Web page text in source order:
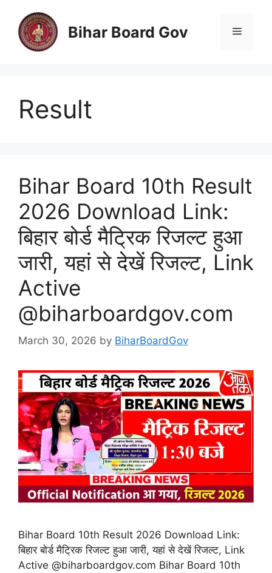
content
Bihar Board Gov Menu
Result
Bihar Board 10th Result
2026 Download Link:
बिहार बोर्ड मैट्रिक रिजल्ट हुआ
जारी, यहां से देखें रिजल्ट, Link
Active
@biharboardgov.com
March 30, 2026 by BiharBoardGov
Bihar Board 10th Result 2026 Download Link:
बिहार बोर्ड मैट्रिक रिजल्ट हुआ जारी, यहां से देखें रिजल्ट, Link
Active @biharboardgov.com Bihar Board 10th